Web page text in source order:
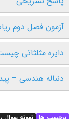
آزمون فصل دوم
دایره مثلثاتی
دنباله هندسی –